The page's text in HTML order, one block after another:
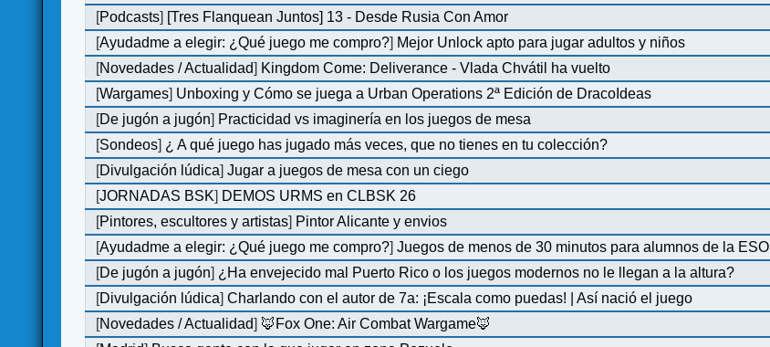
[Podcasts] [Tres Flanquean Juntos] 13 - Desde Rusia Con Amor
[Ayudadme a elegir: ¿Qué juego me compro?] Mejor Unlock apto para jugar adultos y niños
[Novedades / Actualidad] Kingdom Come: Deliverance - Vlada Chvátil ha vuelto
[Wargames] Unboxing y Cómo se juega a Urban Operations 2ª Edición de DracoIdeas
[De jugón a jugón] Practicidad vs imaginería en los juegos de mesa
[Sondeos] ¿ A qué juego has jugado más veces, que no tienes en tu colección?
[Divulgación lúdica]Jugar a juegos de mesa con un ciego
[JORNADAS BSK] DEMOS URMS en CLBSK 26
[Pintores, escultores y artistas] Pintor Alicante y envios
[Ayudadme a elegir: ¿Qué juego me compro?]Juegos de menos de 30 minutos para alumnos de la ESO
[De jugón a jugón] ¿Ha envejecido mal Puerto Rico o los juegos modernos no le llegan a la altura?
[Divulgación lúdica]Charlando con el autor de 7a: ¡Escala como puedas! | Así nació el juego
[Novedades / Actualidad] 🦊Fox One: Air Combat Wargame🦊